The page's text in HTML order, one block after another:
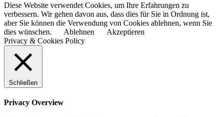
Diese Website verwendet Cookies, um Ihre Erfahrungen zu
verbessern. Wir gehen davon aus, dass dies für Sie in Ordnung ist,
aber Sie können die Verwendung von Cookies ablehnen, wenn Sie
dies wünschen.
Ablehnen
Akzeptieren
Privacy & Cookies Policy
Schließen
Privacy Overview